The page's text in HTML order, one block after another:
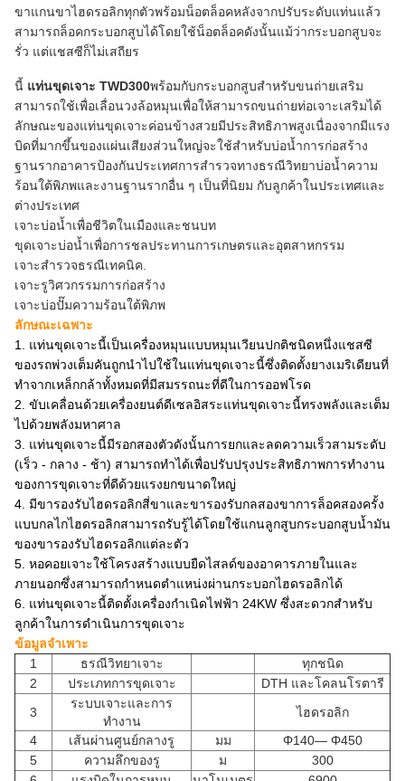
ขาแกนขาไฮดรอลิกทุกตัวพร้อมน็อตล็อคหลังจากปรับระดับแท่นแล้ว
สามารถล็อคกระบอกสูบได้โดยใช้น็อตล็อคดังนั้นแม้ว่ากระบอกสูบจะ
รั่ว แต่แชสซีก็ไม่เสถียร
นี้ แท่นขุดเจาะ TWD300พร้อมกับกระบอกสูบสำหรับขนถ่ายเสริม
สามารถใช้เพื่อเลื่อนวงล้อหมุนเพื่อให้สามารถขนถ่ายท่อเจาะเสริมได้
ลักษณะของแท่นขุดเจาะค่อนข้างสวยมีประสิทธิภาพสูงเนื่องจากมีแรง
บิดที่มากขึ้นของแผ่นเสียงส่วนใหญ่จะใช้สำหรับบ่อน้ำการก่อสร้าง
ฐานรากอาคารป้องกันประเทศการสำรวจทางธรณีวิทยาบ่อน้ำความ
ร้อนใต้พิภพและงานฐานรากอื่น ๆ เป็นที่นิยม กับลูกค้าในประเทศและ
ต่างประเทศ
เจาะบ่อน้ำเพื่อชีวิตในเมืองและชนบท
ขุดเจาะบ่อน้ำเพื่อการชลประทานการเกษตรและอุตสาหกรรม
เจาะสำรวจธรณีเทคนิค.
เจาะรูวิศวกรรมการก่อสร้าง
เจาะบ่อปั๊มความร้อนใต้พิภพ
ลักษณะเฉพาะ
1. แท่นขุดเจาะนี้เป็นเครื่องหมุนแบบหมุนเวียนปกติชนิดหนึ่งแชสซี
ของรถพ่วงเต็มคันถูกนำไปใช้ในแท่นขุดเจาะนี้ซึ่งติดตั้งยางเมริเดียนที่
ทำจากเหล็กกล้าทั้งหมดที่มีสมรรถนะที่ดีในการออฟโรด
2. ขับเคลื่อนด้วยเครื่องยนต์ดีเซลอิสระแท่นขุดเจาะนี้ทรงพลังและเต็ม
ไปด้วยพลังมหาศาล
3. แท่นขุดเจาะนี้มีรอกสองตัวดังนั้นการยกและลดความเร็วสามระดับ
(เร็ว - กลาง - ช้า) สามารถทำได้เพื่อปรับปรุงประสิทธิภาพการทำงาน
ของการขุดเจาะที่ดีด้วยแรงยกขนาดใหญ่
4. มีขารองรับไฮดรอลิกสี่ขาและขารองรับกลสองขาการล็อคสองครั้ง
แบบกลไกไฮดรอลิกสามารถรับรู้ได้โดยใช้แกนลูกสูบกระบอกสูบน้ำมัน
ของขารองรับไฮดรอลิกแต่ละตัว
5. หอคอยเจาะใช้โครงสร้างแบบยืดไสลด์ของอาคารภายในและ
ภายนอกซึ่งสามารถกำหนดตำแหน่งผ่านกระบอกไฮดรอลิกได้
6. แท่นขุดเจาะนี้ติดตั้งเครื่องกำเนิดไฟฟ้า 24KW ซึ่งสะดวกสำหรับ
ลูกค้าในการดำเนินการขุดเจาะ
ข้อมูลจำเพาะ
1
ธรณีวิทยาเจาะ
ทุกชนิด
2
ประเภทการขุดเจาะ
DTH และโคลนโรตารี
3
ระบบเจาะและการ
ทำงาน
ไฮดรอลิก
4
เส้นผ่านศูนย์กลางรู มม
Φ140— Φ450
5
ความลึกของรู ม
300